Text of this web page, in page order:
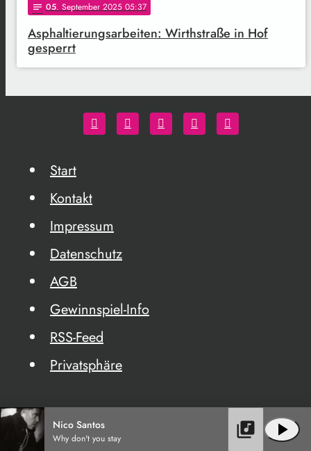
notes 05. September 2025 05:37
Asphaltierungsarbeiten: Wirthstraße in Hof
gesperrt
Start
Kontakt
Impressum
Datenschutz
AGB
Gewinnspiel-Info
RSS-Feed
Privatsphäre
Nico Santos
Why don't you stay play_arrow
library_music